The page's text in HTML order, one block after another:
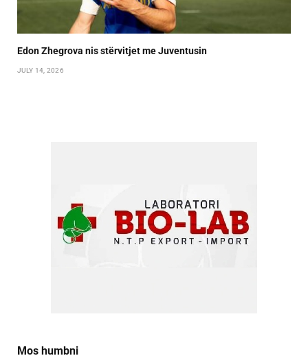
Edon Zhegrova nis stërvitjet me Juventusin
JULY 14, 2026
Mos humbni